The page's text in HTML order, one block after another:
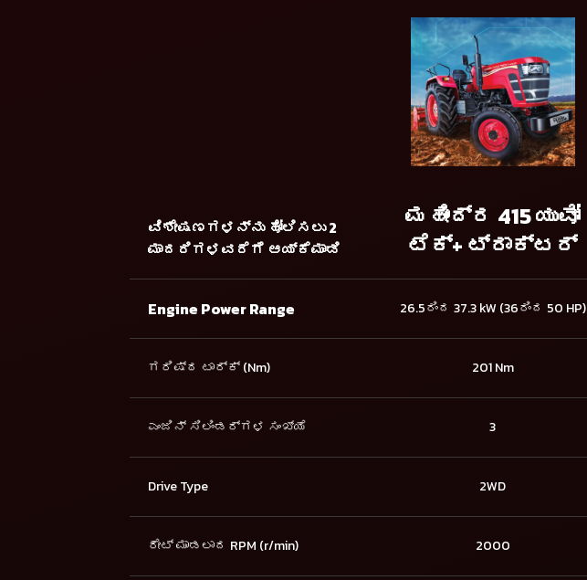
ವಿಶೇಷಣಗಳನ್ನು ಹೋಲಿಸಲು 2
ಮಾದರಿಗಳವರೆಗೆ ಆಯ್ಕೆಮಾಡಿ
ಮಹೀಂದ್ರ 415 ಯುವೋ
ಟೆಕ್+ ಟ್ರಾಕ್ಟರ್
Engine Power Range 26.5ರಿಂದ 37.3 kW (36ರಿಂದ 50 HP)
ಗರಿಷ್ಠ ಟಾರ್ಕ್ (Nm) 201 Nm
ಎಂಜಿನ್ ಸಿಲಿಂಡರ್ಗಳ ಸಂಖ್ಯೆ 3
Drive Type 2WD
ರೇಟ್ ಮಾಡಲಾದ RPM (r/min) 2000